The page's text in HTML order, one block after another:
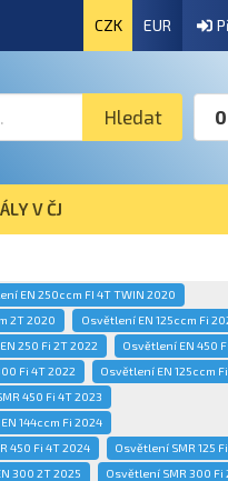
CZK EUR
Hledat
V ČJ
EN 250ccm FI 4T TWIN 2020
2T 2020
Osvětlení EN 125ccm Fi
250 Fi 2T 2022
Osvětlení EN 450
Fi 4T 2022
Osvětlení EN 125ccm
450 Fi 4T 2023
144ccm Fi 2024
450 Fi 4T 2024
Osvětlení SMR 125
300 2T 2025
Osvětlení SMR 300 Fi